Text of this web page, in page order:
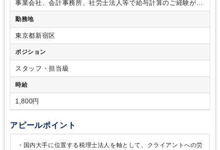
事業会社、会計事務所、社労士法人等で給与計算のご経験があ
る方
勤務地
東京都新宿区
ポジション
スタッフ・担当級
時給
1,800円
アピールポイント
・国内大手に位置する税理士法人を軸として、クライアントへの労